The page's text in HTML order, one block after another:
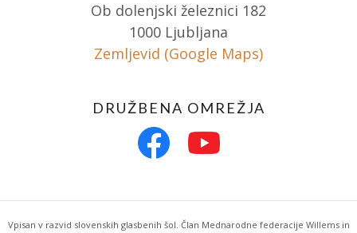
Ob dolenjski železnici 182
1000 Ljubljana
Zemljevid (Google Maps)
DRUŽBENA OMREŽJA
Vpisan v razvid slovenskih glasbenih šol. Član Mednarodne federacije Willems in